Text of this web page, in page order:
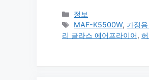
카
테
고
정보
태
그
MAF-K5500W, 가정
리 글라스 에어프라이어,